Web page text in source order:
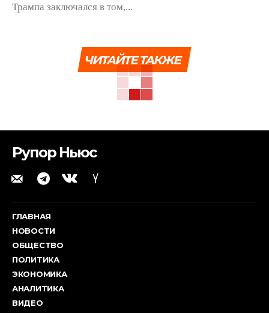
Трампа заключался в том,...
ЧИТАЙТЕ ТАКЖЕ
Рупор Ньюс
ГЛАВНАЯ
НОВОСТИ
ОБЩЕСТВО
ПОЛИТИКА
ЭКОНОМИКА
АНАЛИТИКА
ВИДЕО